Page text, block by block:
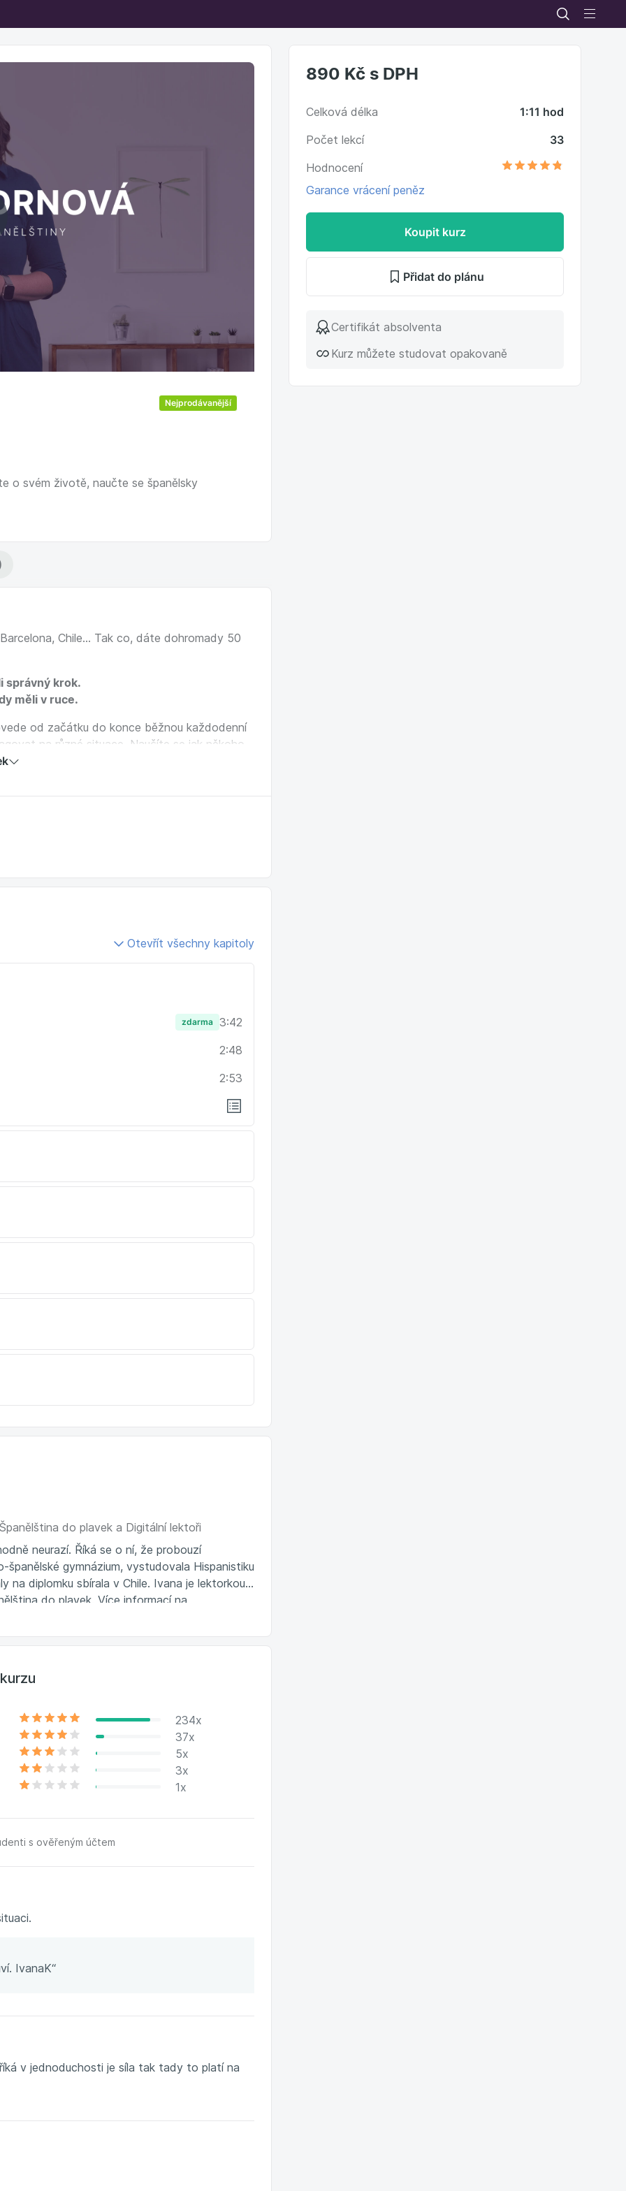
Nejprodávanější
o svém životě, naučte se španělsky
890 Kč s DPH
Celková délka
1:11 hod
Počet lekcí
33
Hodnocení
Garance vrácení peněz
Koupit kurz
Přidat do plánu
Certifikát absolventa
Kurz můžete studovat opakovaně
Chile… Tak co, dáte dohromady 50
správný krok.
měli v ruce.
od začátku do konce běžnou každodenní
na různé situace. Naučíte se jak někoho
témat jako je počasí a rodina se dostanete
práci či pogratulovat k úspěchu či ke šťastným
na rozmyšlenou
Otevřít všechny kapitoly
zdarma
3:42
2:48
2:53
do plavek a Digitální lektoři
neurazí. Říká se o ní, že probouzí
gymnázium, vystudovala Hispanistiku
na diplomku sbírala v Chile. Ivana je lektorkou
do plavek. Více informací na
234x
37x
5x
3x
1x
s ověřeným účtem
IvanaK“
v jednoduchosti je síla tak tady to platí na